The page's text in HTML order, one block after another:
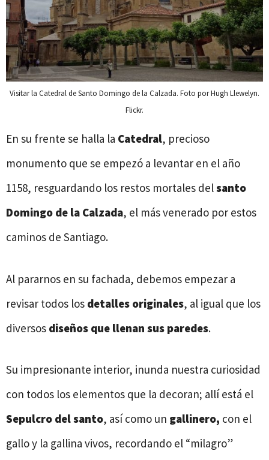
Visitar la Catedral de Santo Domingo de la Calzada. Foto por Hugh Llewelyn.
Flickr.
En su frente se halla la Catedral, precioso
monumento que se empezó a levantar en el año
1158, resguardando los restos mortales delsanto
Domingo de la Calzada, el más venerado por estos
caminos de Santiago.
Al pararnos en su fachada, debemos empezar a
revisar todos los detalles originales, al igual que los
diversos diseños que llenan sus paredes.
Su impresionante interior, inunda nuestra curiosidad
con todos los elementos que la decoran; allí está el
Sepulcro del santo, así como un gallinero, con el
gallo y la gallina vivos, recordando el “milagro”